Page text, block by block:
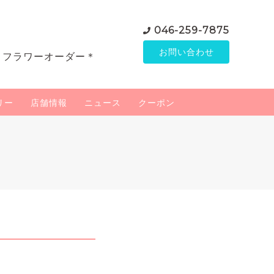
ラワーオーダー＊
046-259-7875
お問い合わせ
ー 店舗情報 ニュース クーポン